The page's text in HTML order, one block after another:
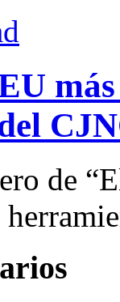
de